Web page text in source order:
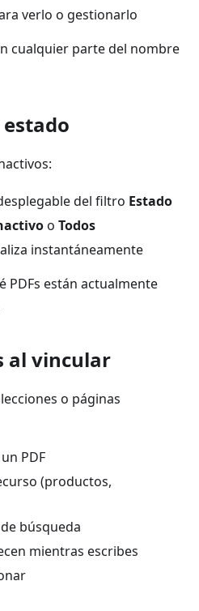
verlo o gestionarlo
cualquier parte del nombre
del filtro Estado
o Todos
instantáneamente
PDFs están actualmente
al vincular
o páginas
PDF
(productos,
búsqueda
mientras escribes